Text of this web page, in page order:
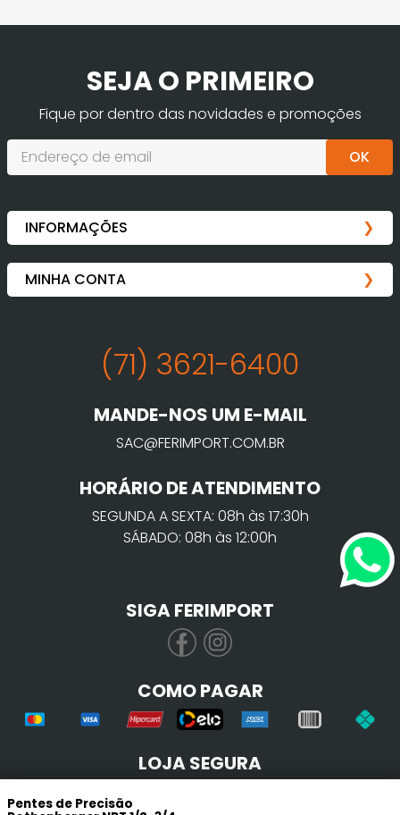
Pentes de Precisão
SEJA O PRIMEIRO
Fique por dentro das novidades e promoções
OK
(71) 3621-6400
MANDE-NOS UM E-MAIL
SAC@FERIMPORT.COM.BR
HORÁRIO DE ATENDIMENTO
SEGUNDA A SEXTA: 08h às 17:30h
SÁBADO: 08h às 12:00h
SIGA FERIMPORT
COMO PAGAR
LOJA SEGURA